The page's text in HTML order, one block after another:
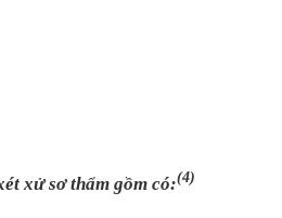
xử sơ thẩm gồm có:(4)